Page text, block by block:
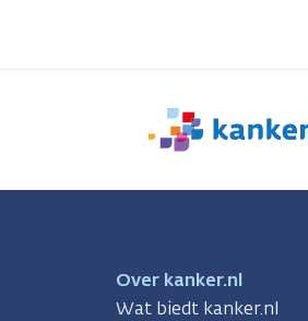
We
er
Over kanker.nl
Wat biedt kanker.nl